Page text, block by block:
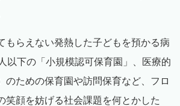
もらえない発熱した子どもを預かる病
以下の「小規模認可保育園」、医療的
のための保育園や訪問保育など、フロ
笑顔を妨げる社会課題を何とかした